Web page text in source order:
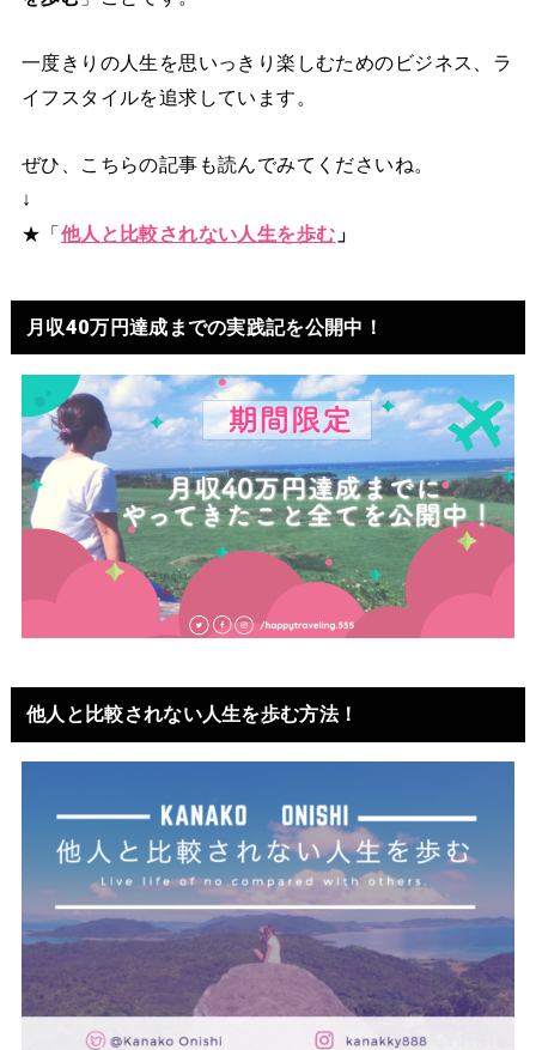
一度きりの人生を思いっきり楽しむためのビジネス、ラ
イフスタイルを追求しています。
ぜひ、こちらの記事も読んでみてくださいね。
↓
★「他人と比較されない人生を歩む 」
月収40万円達成までの実践記を公開中！
他人と比較されない人生を歩む方法！